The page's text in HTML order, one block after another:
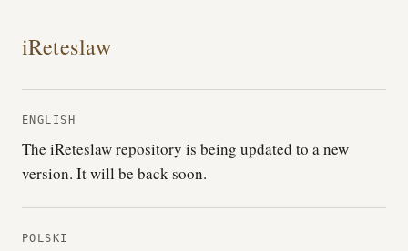
iReteslaw
ENGLISH
The iReteslaw repository is being updated to a new
version. It will be back soon.
POLSKI